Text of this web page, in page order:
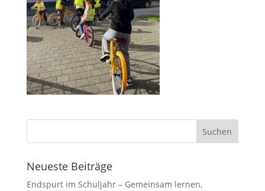
Neueste Beiträge
Endspurt im Schuljahr – Gemeinsam lernen,